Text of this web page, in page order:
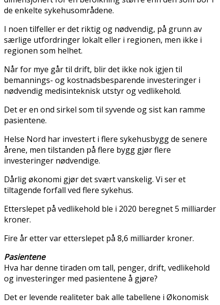
de enkelte sykehusområdene.
I noen tilfeller er det riktig og nødvendig, på grunn av
særlige utfordringer lokalt eller i regionen, men ikke i
regionen som helhet.
Når for mye går til drift, blir det ikke nok igjen til
bemannings- og kostnadsbesparende investeringer i
nødvendig medisinteknisk utstyr og vedlikehold.
Det er en ond sirkel som til syvende og sist kan ramme
pasientene.
Helse Nord har investert i flere sykehusbygg de senere
årene, men tilstanden på flere bygg gjør flere
investeringer nødvendige.
Dårlig økonomi gjør det svært vanskelig. Vi ser et
tiltagende forfall ved flere sykehus.
Etterslepet på vedlikehold ble i 2020 beregnet 5 milliarder
kroner.
Fire år etter var etterslepet på 8,6 milliarder kroner.
Pasientene
Hva har denne tiraden om tall, penger, drift, vedlikehold
og investeringer med pasientene å gjøre?
Det er levende realiteter bak alle tabellene i Økonomisk